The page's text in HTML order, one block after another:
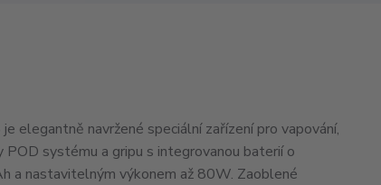
je elegantně navržené speciální zařízení pro vapování,
POD systému a gripu s integrovanou baterií o
a nastavitelným výkonem až 80W. Zaoblené